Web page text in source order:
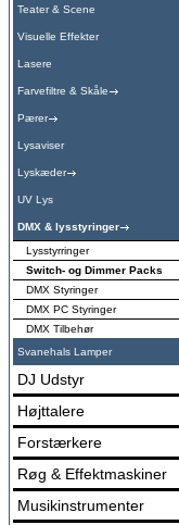
Teater & Scene
Visuelle Effekter
Lasere
Farvefiltre & Skåle
Pærer
Lysaviser
Lyskæder
UV Lys
DMX & lysstyringer
Lysstyrringer
Switch- og Dimmer Packs
DMX Styringer
DMX PC Styringer
DMX Tilbehør
Svanehals Lamper
DJ Udstyr
Højttalere
Forstærkere
Røg & Effektmaskiner
Musikinstrumenter